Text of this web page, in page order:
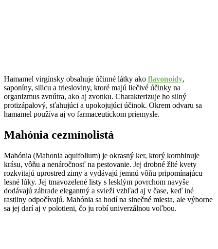
Hamamel virgínsky obsahuje účinné látky ako flavonoidy,
saponíny, silicu a triesloviny, ktoré majú liečivé účinky na
organizmus zvnútra, ako aj zvonku. Charakterizuje ho silný
protizápalový, sťahujúci a upokojujúci účinok. Okrem odvaru sa
hamamel používa aj vo farmaceutickom priemysle.
Mahónia cezmínolistá
Mahónia (Mahonia aquifolium) je okrasný ker, ktorý kombinuje
krásu, vôňu a nenáročnosť na pestovanie. Jej drobné žlté kvety
rozkvitajú uprostred zimy a vydávajú jemnú vôňu pripomínajúcu
lesné lúky. Jej tmavozelené listy s lesklým povrchom navyše
dodávajú záhrade elegantný a svieži vzhľad aj v čase, keď iné
rastliny odpočívajú. Mahónia sa hodí na slnečné miesta, ale výborne
sa jej darí aj v polotieni, čo ju robí univerzálnou voľbou.